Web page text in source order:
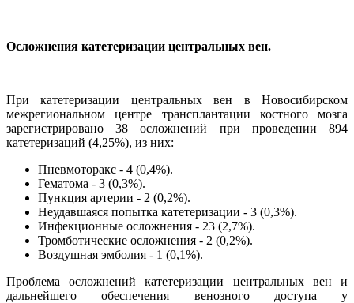
Осложнения катетеризации центральных вен.
При катетеризации центральных вен в Новосибирском
межрегиональном центре трансплантации костного мозга
зарегистрировано 38 осложнений при проведении 894
катетеризаций (4,25%), из них:
Пневмоторакс - 4 (0,4%).
Гематома - 3 (0,3%).
Пункция артерии - 2 (0,2%).
Неудавшаяся попытка катетеризации - 3 (0,3%).
Инфекционные осложнения - 23 (2,7%).
Тромботические осложнения - 2 (0,2%).
Воздушная эмболия - 1 (0,1%).
Проблема осложнений катетеризации центральных вен и
дальнейшего обеспечения венозного доступа у